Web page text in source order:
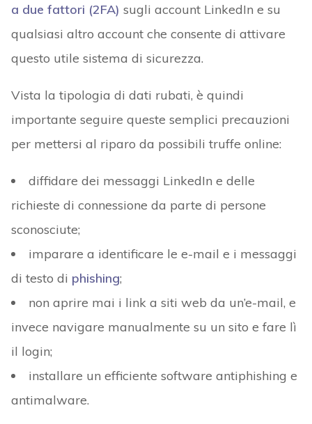
a due fattori (2FA) sugli account LinkedIn e su
qualsiasi altro account che consente di attivare
questo utile sistema di sicurezza.
Vista la tipologia di dati rubati, è quindi
importante seguire queste semplici precauzioni
per mettersi al riparo da possibili truffe online:
diffidare dei messaggi LinkedIn e delle
richieste di connessione da parte di persone
sconosciute;
imparare a identificare le e-mail e i messaggi
di testo di phishing;
non aprire mai i link a siti web da un’e-mail, e
invece navigare manualmente su un sito e fare lì
il login;
installare un efficiente software antiphishing e
antimalware.